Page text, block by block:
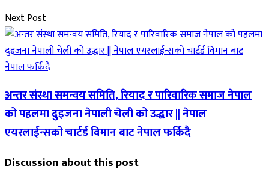
Next Post
अन्तर संस्था समन्वय समिति, रियाद र पारिवारिक समाज नेपाल
को पहलमा दुइजना नेपाली चेली को उद्धार || नेपाल
एयरलाईन्सको चार्टर्ड विमान बाट नेपाल फर्किदै
Discussion about this post